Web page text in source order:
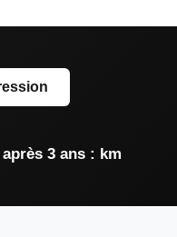
3 ans : km